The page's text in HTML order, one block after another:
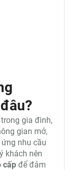
gia đình,
gian mở,
nhu cầu
khách nên
cấp để đảm